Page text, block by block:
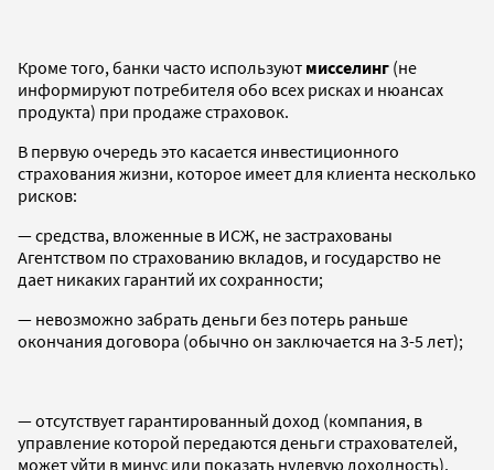
Кроме того, банки часто используют мисселинг (не
информируют потребителя обо всех рисках и нюансах
продукта) при продаже страховок.
В первую очередь это касается инвестиционного
страхования жизни, которое имеет для клиента несколько
рисков:
— средства, вложенные в ИСЖ, не застрахованы
Агентством по страхованию вкладов, и государство не
дает никаких гарантий их сохранности;
— невозможно забрать деньги без потерь раньше
окончания договора (обычно он заключается на 3-5 лет);
— отсутствует гарантированный доход (компания, в
управление которой передаются деньги страхователей,
может уйти в минус или показать нулевую доходность).